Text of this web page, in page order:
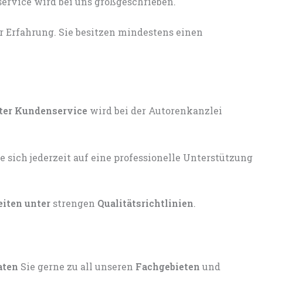
Sie besitzen mindestens einen
Kundenservice wird bei der Autorenkanzlei
unter strengen Qualitätsrichtlinien.
Sie gerne zu all unseren Fachgebieten und